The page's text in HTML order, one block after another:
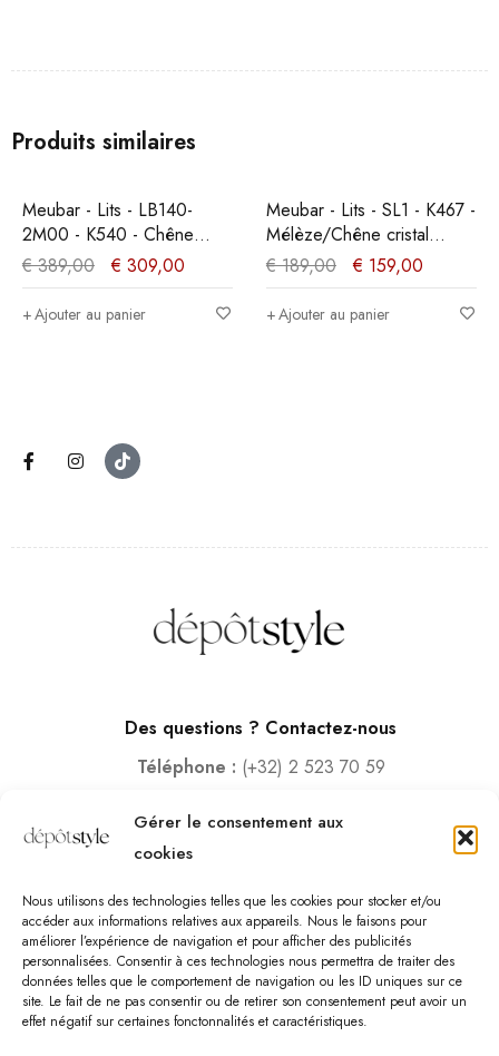
Gérer le consentement aux
cookies
Nous utilisons des technologies telles que les cookies pour stocker et/ou
accéder aux informations relatives aux appareils. Nous le faisons pour
améliorer l’expérience de navigation et pour afficher des publicités
personnalisées. Consentir à ces technologies nous permettra de traiter des
données telles que le comportement de navigation ou les ID uniques sur ce
site. Le fait de ne pas consentir ou de retirer son consentement peut avoir un
effet négatif sur certaines fonctonnalités et caractéristiques.
Produits similaires
PROMO
Meubar - Lits - LB140-
2M00 - K540 - Chêne
millénaire clair -
140x89x200cm
€389,00 € 309,00
Ajouter au panier
PROMO
Meubar - Lits - SL1 - K467 -
Mélèze/Chêne cristal
marron clair - 199x21x95cm
€189,00 € 159,00
Ajouter au panier
Des questions ? Contactez-nous
Téléphone : (+32) 2 523 70 59
Adresse : Rue des Deux Gares 6, 1070 Bruxelles
Lundi – Samedi :10:00 – 18:30
Vendredi :10:00-13:00 – 15:00 -18:30
Dimanche :12:00-18:00
Nous sommes fermés les jours fériés.